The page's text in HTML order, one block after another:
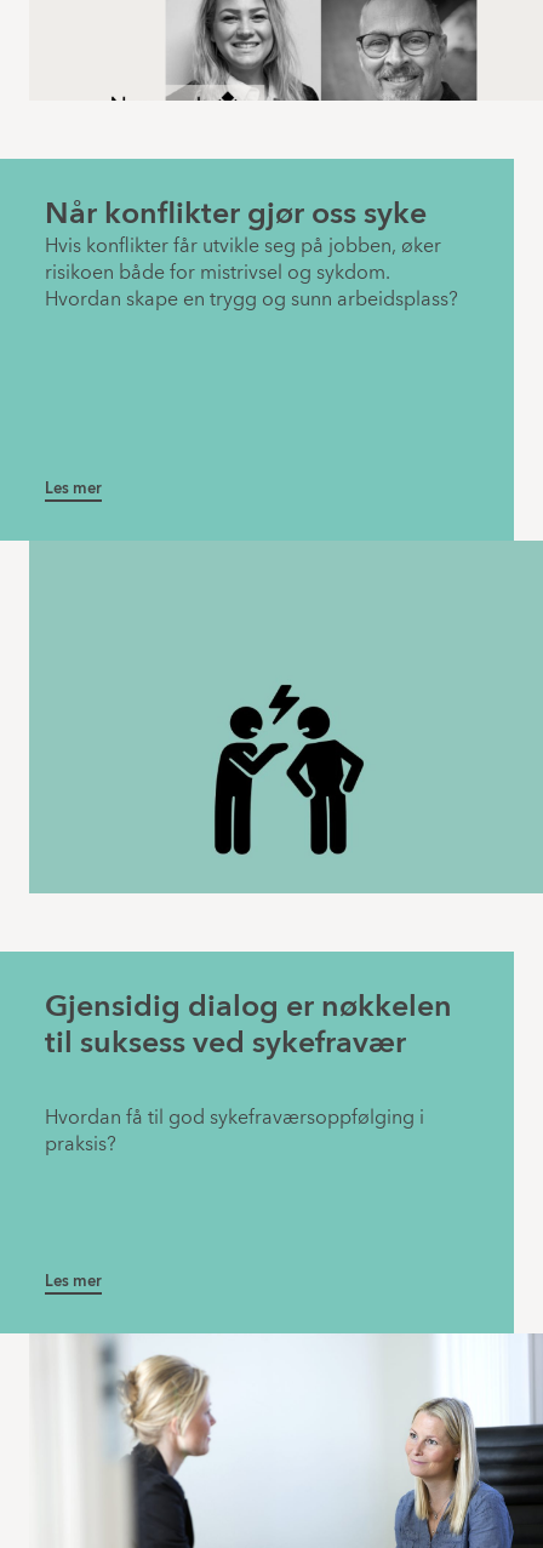
Når konflikter gjør oss syke
Hvis konflikter får utvikle seg på jobben, øker
risikoen både for mistrivsel og sykdom.
Hvordan skape en trygg og sunn arbeidsplass?
Les mer
Gjensidig dialog er nøkkelen
til suksess ved sykefravær
Hvordan få til god sykefraværsoppfølging i
praksis?
Les mer